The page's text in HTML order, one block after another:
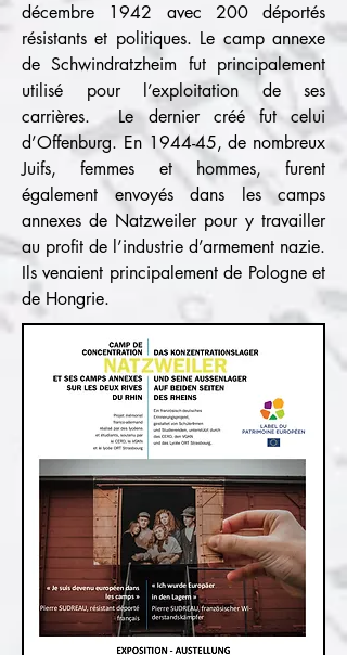
décembre 1942 avec 200 déportés
résistants et politiques. Le camp annexe
de Schwindratzheim fut principalement
utilisé pour l’exploitation de ses
carrières. Le dernier créé fut celui
d’Offenburg. En 1944-45, de nombreux
Juifs, femmes et hommes, furent
également envoyés dans les camps
annexes de Natzweiler pour y travailler
au profit de l’industrie d’armement nazie.
Ils venaient principalement de Pologne et
de Hongrie.